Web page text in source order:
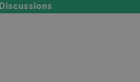
Discussions